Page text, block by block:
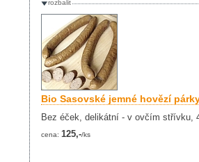
rozbalit
Bio Sasovské jemné hovězí
Bez éček, delikátní - v ovčím střívku,
cena: 125,-/ks